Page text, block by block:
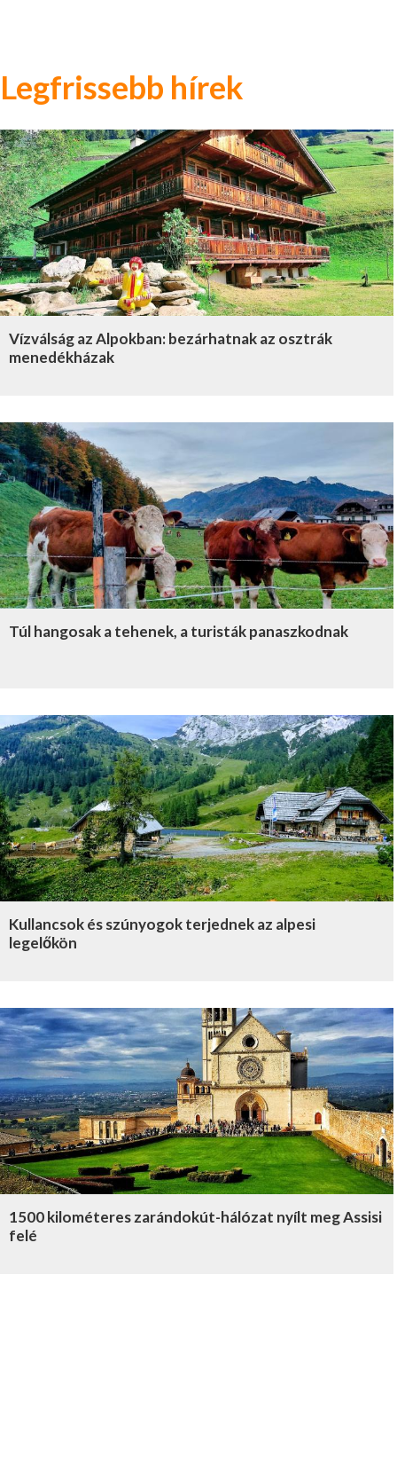
Legfrissebb hírek
Vízválság az Alpokban: bezárhatnak az osztrák
menedékházak
Túl hangosak a tehenek, a turisták panaszkodnak
Kullancsok és szúnyogok terjednek az alpesi
legelőkön
1500 kilométeres zarándokút-hálózat nyílt meg Assisi
felé